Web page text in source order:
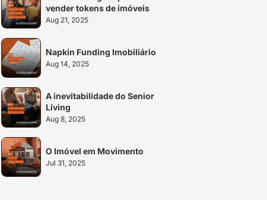
vender tokens de imóveis
Aug 21, 2025
Napkin Funding Imobiliário
Aug 14, 2025
A inevitabilidade do Senior
Living
Aug 8, 2025
O Imóvel em Movimento
Jul 31, 2025